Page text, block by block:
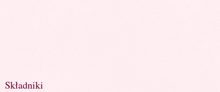
Składniki